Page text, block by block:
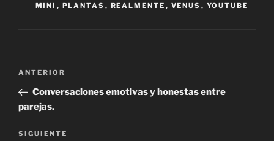
MINI , PLANTAS , REALMENTE , VENUS , YOUTUBE
Navegación
entradas
Entrada
anterior:
ANTERIOR
Conversaciones emotivas y honestas entre
parejas.
Siguiente
SIGUIENTE